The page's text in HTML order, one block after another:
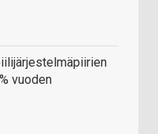
vuoden